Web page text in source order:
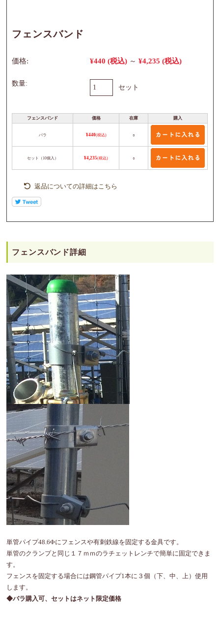
フェンスバンド
価格: ¥440 (税込) ～ ¥4,235 (税込)
数量:
セット
フェンスバンド 価格 在庫 購入
バラ ¥440(税込) ○
セット（10個入） ¥4,235(税込) ○
返品についての詳細はこちら
フェンスバンド詳細
単管パイプ48.6Φにフェンスや有刺鉄線を固定する金具です。
単管のクランプと同じ１７ｍｍのラチェットレンチで簡単に固定できま
す。
フェンスを固定する場合には鋼管パイプ1本に３個（下、中、上）使用
します。
◆バラ購入可、セットはネット限定価格